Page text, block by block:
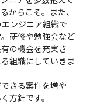
からこそ。また、
ンジニア組織で
研修や勉強会など
の機会を充実さ
組織にしていきま
きる案件を増や
方針です。